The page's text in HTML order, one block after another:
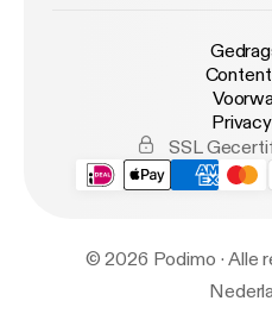
SSL
© 2026 Podimo · Alle